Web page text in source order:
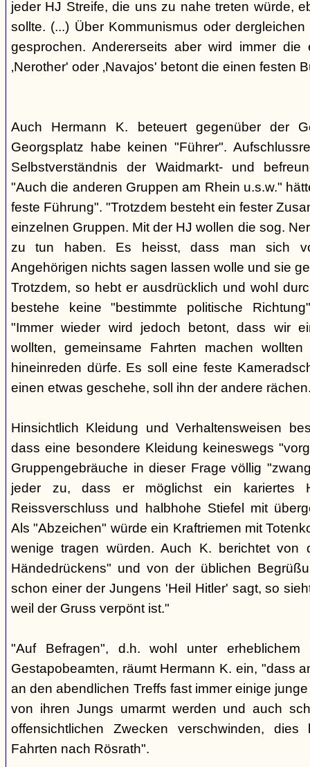
jeder HJ Streife, die uns zu nahe treten würde,
sollte. (...) Über Kommunismus oder
gesprochen. Andererseits aber wird immer die
‚Nerother' oder ‚Navajos' betont die einen festen
Auch Hermann K. beteuert gegenüber der
Georgsplatz habe keinen "Führer".
Selbstverständnis der Waidmarkt- und
"Auch die anderen Gruppen am Rhein u.s.w."
feste Führung". "Trotzdem besteht ein fester
einzelnen Gruppen. Mit der HJ wollen die sog.
zu tun haben. Es heisst, dass man sich
Angehörigen nichts sagen lassen wolle und sie
Trotzdem, so hebt er ausdrücklich und wohl
bestehe keine "bestimmte politische
"Immer wieder wird jedoch betont, dass wir
wollten, gemeinsame Fahrten machen
hineinreden dürfe. Es soll eine feste
einen etwas geschehe, soll ihn der andere
Hinsichtlich Kleidung und Verhaltensweisen
dass eine besondere Kleidung keineswegs
Gruppengebräuche in dieser Frage völlig
jeder zu, dass er möglichst ein kariertes
Reissverschluss und halbhohe Stiefel mit
Als "Abzeichen" würde ein Kraftriemen mit
wenige tragen würden. Auch K. berichtet von
Händedrückens" und von der üblichen
schon einer der Jungens 'Heil Hitler' sagt, so
weil der Gruss verpönt ist."
"Auf Befragen", d.h. wohl unter erheblichem
Gestapobeamten, räumt Hermann K. ein, "dass
an den abendlichen Treffs fast immer einige
von ihren Jungs umarmt werden und auch
offensichtlichen Zwecken verschwinden,
Fahrten nach Rösrath".